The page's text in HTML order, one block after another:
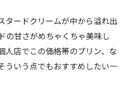
タードクリームが中から溢れ出
甘さがめちゃくちゃ美味し
人店でこの価格帯のプリン、な
ういう点でもおすすめしたい一